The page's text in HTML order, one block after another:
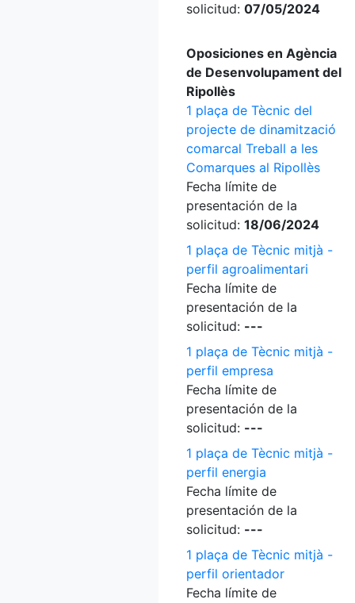
solicitud: 07/05/2024
Oposiciones en Agència
de Desenvolupament del
Ripollès
1 plaça de Tècnic del
projecte de dinamització
comarcal Treball a les
Comarques al Ripollès
Fecha límite de
presentación de la
solicitud: 18/06/2024
1 plaça de Tècnic mitjà -
perfil agroalimentari
Fecha límite de
presentación de la
solicitud: ---
1 plaça de Tècnic mitjà -
perfil empresa
Fecha límite de
presentación de la
solicitud: ---
1 plaça de Tècnic mitjà -
perfil energia
Fecha límite de
presentación de la
solicitud: ---
1 plaça de Tècnic mitjà -
perfil orientador
Fecha límite de